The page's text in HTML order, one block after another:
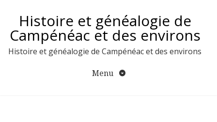
contenuHistoire et généalogie de
Campénéac et des environs
Histoire et généalogie de Campénéac et des environs
Menu